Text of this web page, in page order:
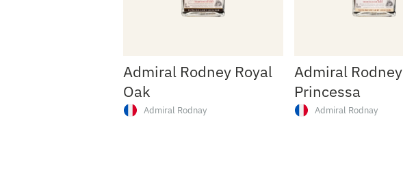
Admiral Rodney Royal
Oak
Admiral Rodnay
Admiral Rodney
Princessa
Admiral Rodnay